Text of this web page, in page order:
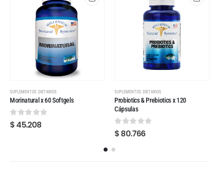
SUPLEMENTOS DIETARIOS
Morinatural x 60 Softgels
0 out of 5
$45.208
SUPLEMENTOS DIETARIOS
Probiotics & Prebiotics x 120
Cápsulas
0 out of 5
$80.766